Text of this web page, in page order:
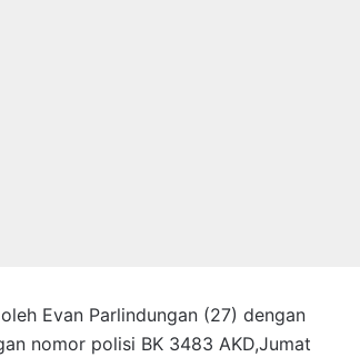
Evan Parlindungan (27) dengan
nomor polisi BK 3483 AKD,Jumat